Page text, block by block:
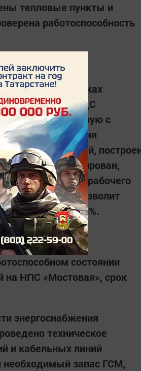
тепловые пункты и
работоспособность
В рамках
на ЛПДС
блочно–модульную с
Для обеспечения
тепловых сетей,
автоматизирован,
с удаленного рабочего
сетей позволит
сезон на 15%.
состоянии
на НПС «Мостовая», срок
энергоснабжения
техническое
и кабельных линий
необходимый запас ГСМ,